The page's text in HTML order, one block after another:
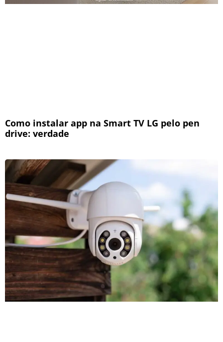
Como instalar app na Smart TV LG pelo pen
drive: verdade